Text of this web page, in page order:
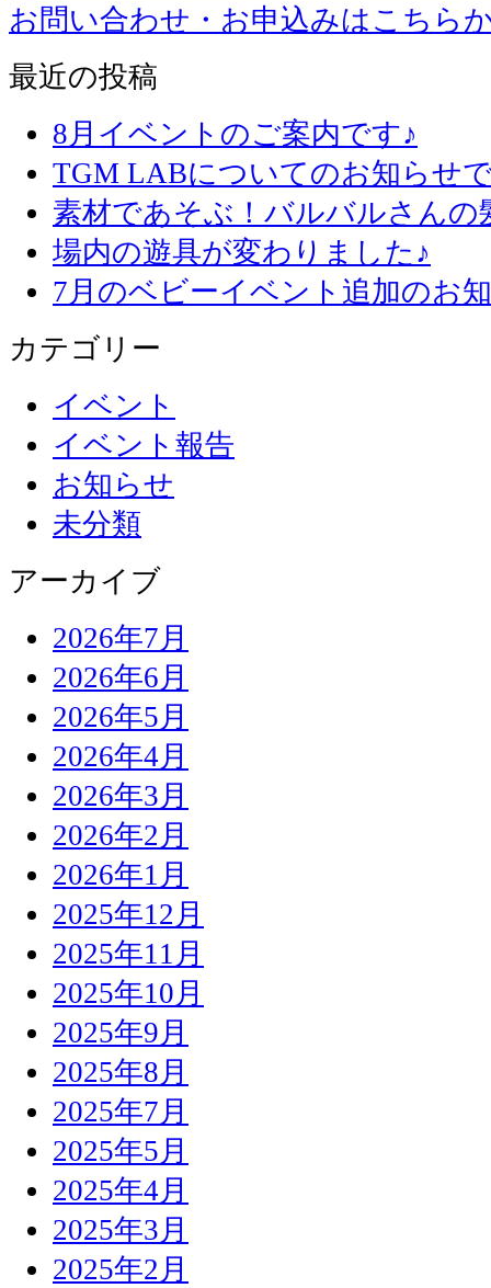
お問い合わせ・お申込みはこちら
最近の投稿
8月イベントのご案内です♪
TGM LABについてのお知らせ
素材であそぶ！バルバルさん
場内の遊具が変わりました♪
7月のベビーイベント追加のお
カテゴリー
イベント
イベント報告
お知らせ
未分類
アーカイブ
2026年7月
2026年6月
2026年5月
2026年4月
2026年3月
2026年2月
2026年1月
2025年12月
2025年11月
2025年10月
2025年9月
2025年8月
2025年7月
2025年5月
2025年4月
2025年3月
2025年2月